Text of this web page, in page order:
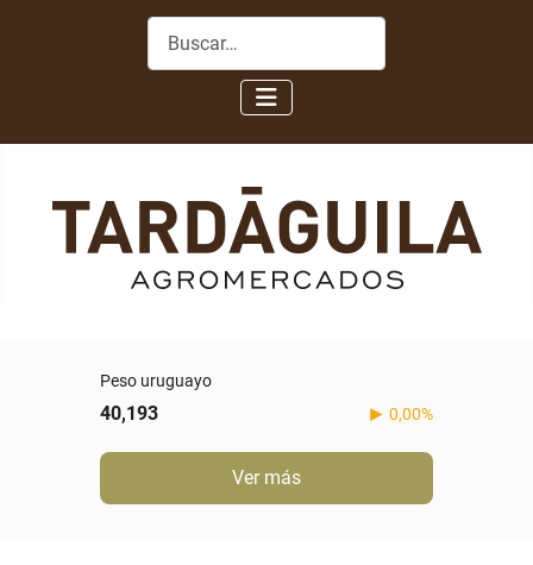
Buscar
Peso uruguayo
40,193 0,00%
Ver más